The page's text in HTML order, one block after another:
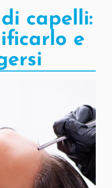
capelli:
e